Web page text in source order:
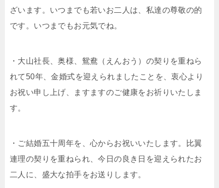
ざいます。いつまでも若いお二人は、私達の尊敬の的
です。いつまでもお元気でね。
・大山社長、奥様、鴛鴦（えんおう）の契りを重ねら
れて50年、金婚式を迎えられましたことを、衷心より
お祝い申し上げ、ますますのご健康をお祈りいたしま
す。
・ご結婚五十周年を、心からお祝いいたします。比翼
連理の契りを重ねられ、今日の良き日を迎えられたお
二人に、盛大な拍手をお送りします。